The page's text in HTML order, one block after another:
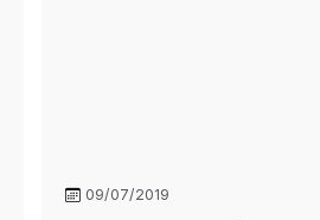
09/07/2019